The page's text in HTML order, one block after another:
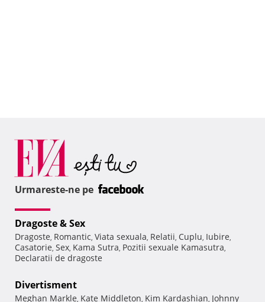
Urmareste-ne pe
Dragoste & Sex
Dragoste, Romantic, Viata sexuala, Relatii, Cuplu, Iubire,
Casatorie, Sex, Kama Sutra, Pozitii sexuale Kamasutra,
Declaratii de dragoste
Divertisment
Meghan Markle, Kate Middleton, Kim Kardashian, Johnny